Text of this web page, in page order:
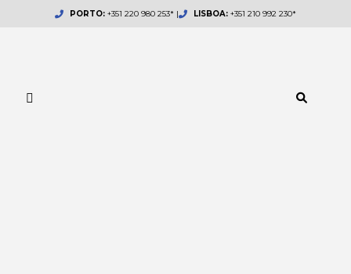
PORTO: +351 220 980 253* | LISBOA:+351 210 992 230*